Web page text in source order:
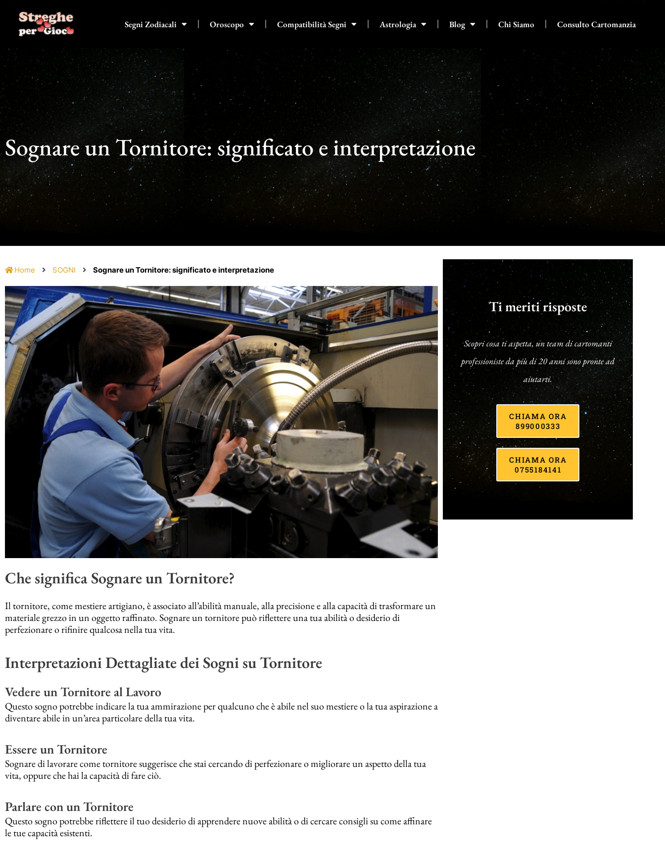
contenuto
Segni Zodiacali Oroscopo Compatibilità Segni Astrologia Blog Chi Siamo Consulto Cartomanzia
Sognare un Tornitore: significato e interpretazione
Home SOGNI Sognare un Tornitore: significato e interpretazione
Che significa Sognare un Tornitore?
Il tornitore, come mestiere artigiano, è associato all’abilità manuale, alla precisione e alla capacità di trasformare un
materiale grezzo in un oggetto raffinato. Sognare un tornitore può riflettere una tua abilità o desiderio di
perfezionare o rifinire qualcosa nella tua vita.
Interpretazioni Dettagliate dei Sogni su Tornitore
Vedere un Tornitore al Lavoro
Questo sogno potrebbe indicare la tua ammirazione per qualcuno che è abile nel suo mestiere o la tua aspirazione a
diventare abile in un’area particolare della tua vita.
Essere un Tornitore
Sognare di lavorare come tornitore suggerisce che stai cercando di perfezionare o migliorare un aspetto della tua
vita, oppure che hai la capacità di fare ciò.
Parlare con un Tornitore
Questo sogno potrebbe riflettere il tuo desiderio di apprendere nuove abilità o di cercare consigli su come affinare
le tue capacità esistenti.
Ti meriti risposte
Scopri cosa ti aspetta, un team di cartomanti
professioniste da più di 20 anni sono pronte ad
aiutarti.
CHIAMA ORA
899000333
CHIAMA ORA
0755184141